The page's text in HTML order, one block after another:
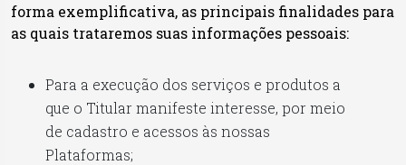
forma exemplificativa, as principais finalidades para
as quais trataremos suas informações pessoais:
Para a execução dos serviços e produtos a
que o Titular manifeste interesse, por meio
de cadastro e acessos às nossas
Plataformas;